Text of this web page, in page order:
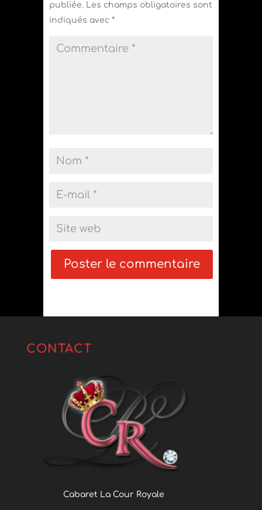
publiée. Les champs obligatoires sont
indiqués avec *
CONTACT
Cabaret La Cour Royale